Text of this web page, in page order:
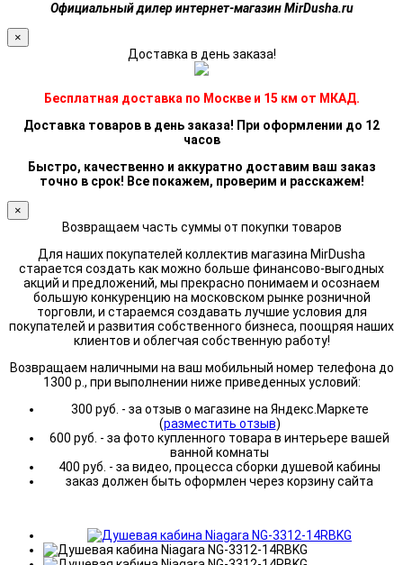
Официальный дилер интернет-магазин MirDusha.ru
×
Доставка в день заказа!
Бесплатная доставка по Москве и 15 км от МКАД.
Доставка товаров в день заказа! При оформлении до 12
часов
Быстро, качественно и аккуратно доставим ваш заказ
точно в срок! Все покажем, проверим и расскажем!
×
Возвращаем часть суммы от покупки товаров
Для наших покупателей коллектив магазина MirDusha
старается создать как можно больше финансово-выгодных
акций и предложений, мы прекрасно понимаем и осознаем
большую конкуренцию на московском рынке розничной
торговли, и стараемся создавать лучшие условия для
покупателей и развития собственного бизнеса, поощряя наших
клиентов и облегчая собственную работу!
Возвращаем наличными на ваш мобильный номер телефона до
1300 р., при выполнении ниже приведенных условий:
300 руб. - за отзыв о магазине на Яндекс.Маркете
(разместить отзыв)
600 руб. - за фото купленного товара в интерьере вашей
ванной комнаты
400 руб. - за видео, процесса сборки душевой кабины
заказ должен быть оформлен через корзину сайта